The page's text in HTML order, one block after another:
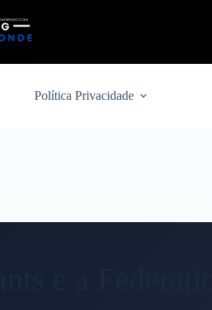
Política Privacidade